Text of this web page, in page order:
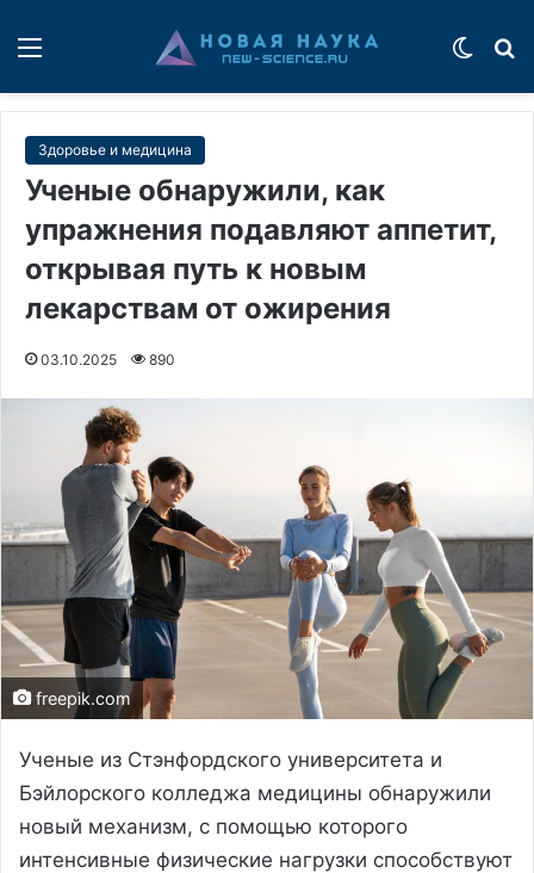
Здоровье и медицина
Ученые обнаружили, как
упражнения подавляют аппетит,
открывая путь к новым
лекарствам от ожирения
03.10.2025 890
freepik.com
Ученые из Стэнфордского университета и
Бэйлорского колледжа медицины обнаружили
новый механизм, с помощью которого
интенсивные физические нагрузки способствуют